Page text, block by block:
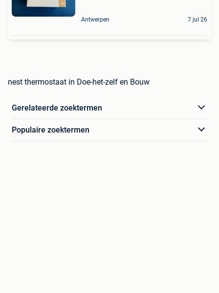
Antwerpen 7 jul 26
nest thermostaat in Doe-het-zelf en Bouw
Gerelateerde zoektermen
Populaire zoektermen